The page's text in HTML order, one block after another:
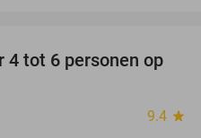
4 tot 6 personen op
9.4 star